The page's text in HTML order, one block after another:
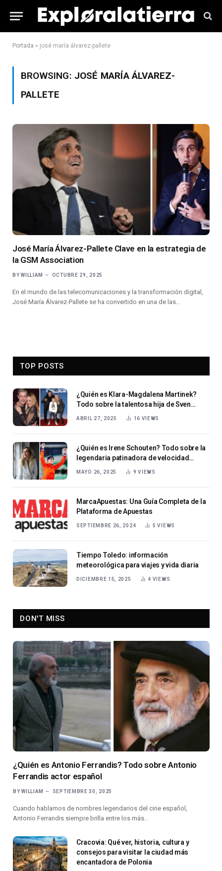
Portada » josé maría álvarez-pallete
BROWSING: JOSÉ MARÍA ÁLVAREZ-
PALLETE
José María Álvarez-Pallete Clave en la estrategia de
la GSM Association
BY WILLIAM OCTUBRE 29, 2025
En el mundo de las telecomunicaciones y la transformación digital,
José María Álvarez-Pallete se ha convertido en una de las…
TOP POSTS
¿Quién es Klara-Magdalena Martinek?
Todo sobre la talentosa hija de Sven
ABRIL 27, 2025 16 VIEWS
¿Quién es Irene Schouten? Todo sobre la
legendaria patinadora de velocidad
holandesa y su retiro
MAYO 26, 2025 9VIEWS
MarcaApuestas: Una Guía Completa de la
Plataforma de Apuestas
SEPTIEMBRE 26, 2024 5VIEWS
Tiempo Toledo: información
meteorológica para viajes y vida diaria
DICIEMBRE 15, 2025 4 VIEWS
DON'T MISS
¿Quién es Antonio Ferrandis? Todo sobre Antonio
Ferrandis actor español
BY WILLIAM SEPTIEMBRE 30, 2025
Cuando hablamos de nombres legendarios del cine español,
Antonio Ferrandis siempre brilla entre los más…
Cracovia: Qué ver, historia, cultura y
consejos para visitar la ciudad más
encantadora de Polonia